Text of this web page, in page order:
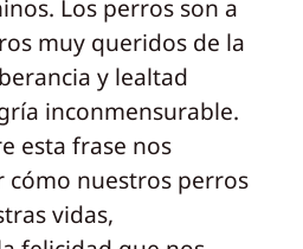
Los perros son a
muy queridos de la
y lealtad
inconmensurable.
esta frase nos
cómo nuestros perros
vidas,